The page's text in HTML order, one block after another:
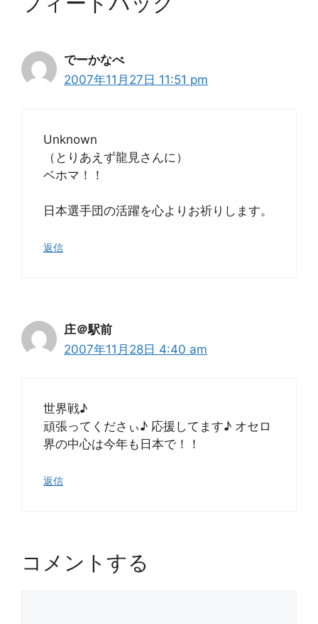
でーかなべ
2007年11月27日 11:51 pm
Unknown
（とりあえず龍見さんに）
ベホマ！！
日本選手団の活躍を心よりお祈りします。
返信
庄＠駅前
2007年11月28日 4:40 am
世界戦♪
頑張ってくださぃ♪ 応援してます♪ オセロ
界の中心は今年も日本で！！
返信
コメントする